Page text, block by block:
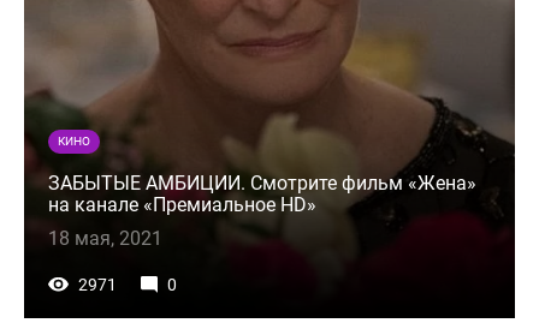
КИНО
ЗАБЫТЫЕ АМБИЦИИ. Смотрите фильм «Жена»
на канале «Премиальное HD»
18 мая, 2021
2971 0